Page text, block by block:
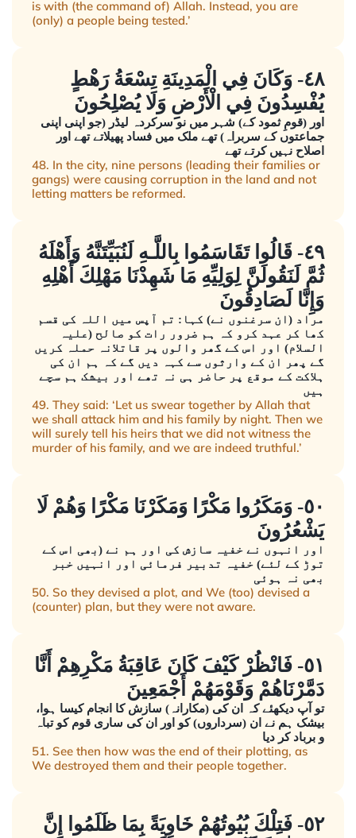
is with (the command of) Allah. Instead, you are
(only) a people being tested.’
٤٨- وَكَانَ فِي الْمَدِينَةِ تِسْعَةُ رَهْطٍ
يُفْسِدُونَ فِي الْأَرْضِ وَلَا يُصْلِحُونَ
اور (قومِ ثمود کے) شہر میں نو سرکردہ لیڈر (جو اپنی اپنی
جماعتوں کے سربراہ) تھے ملک میں فساد پھیلاتے تھے اور
اصلاح نہیں کرتے تھے
48. In the city, nine persons (leading their families or
gangs) were causing corruption in the land and not
letting matters be reformed.
٤٩- قَالُوا تَقَاسَمُوا بِاللَّـهِ لَنُبَيِّتَنَّهُ وَأَهْلَهُ
ثُمَّ لَنَقُولَنَّ لِوَلِيِّهِ مَا شَهِدْنَا مَهْلِكَ أَهْلِهِ
وَإِنَّا لَصَادِقُونَ
مراد (ان سرغنوں نے) کہا: تم آپس میں اللہ کی قسم
کھا کر عہد کرو کہ ہم ضرور رات کو صالح (علیہ
السلام) اور اس کے گھر والوں پر قاتلانہ حملہ کریں
گے پھر ان کے وارثوں سے کہہ دیں گے کہ ہم ان کی
ہلاکت کے موقع پر حاضر ہی نہ تھے اور بیشک ہم سچے
ہیں
49. They said: ‘Let us swear together by Allah that
we shall attack him and his family by night. Then we
will surely tell his heirs that we did not witness the
murder of his family, and we are indeed truthful.’
٥٠- وَمَكَرُوا مَكْرًا وَمَكَرْنَا مَكْرًا وَهُمْ لَا
يَشْعُرُونَ
اور انہوں نے خفیہ سازش کی اور ہم نے (بھی اس کے
توڑ کے لئے) خفیہ تدبیر فرمائی اور انہیں خبر
بھی نہ ہوئی
50. So they devised a plot, and We (too) devised a
(counter) plan, but they were not aware.
٥١- فَانْظُرْ كَيْفَ كَانَ عَاقِبَةُ مَكْرِهِمْ أَنَّا
دَمَّرْنَاهُمْ وَقَوْمَهُمْ أَجْمَعِينَ
تو آپ دیکھئے کہ ان کی (مکارانہ) سازش کا انجام کیسا ہوا،
بیشک ہم نے ان (سرداروں) کو اور ان کی ساری قوم کو تباہ
و برباد کر دیا
51. See then how was the end of their plotting, as
We destroyed them and their people together.
٥٢- فَتِلْكَ بُيُوتُهُمْ خَاوِيَةً بِمَا ظَلَمُوا إِنَّ